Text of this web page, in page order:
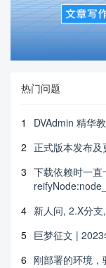
热门问题
1
DVAdmin 精华
2 正式版本发布及
3 下载依赖时一
4 新人问, 2.X分
5 巨梦征文 |
6 刚部署的环境